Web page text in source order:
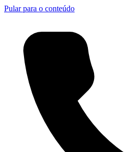
Pular para o conteúdo